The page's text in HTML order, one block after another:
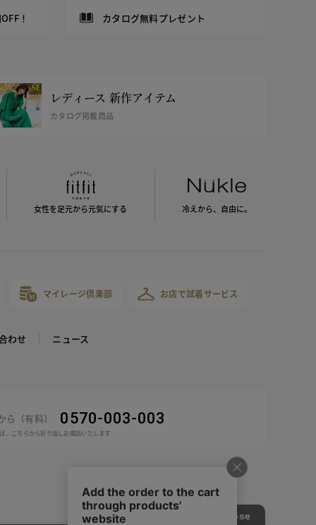
！ カタログ無料プレゼント
レディース 新作アイテム
カタログ掲載商品
女性を足元から元気にする 冷えから、 自由に。
マイレージ倶楽部 お店で試着サービス
わせ ニュース
（有料） 0570-003-003
、こちらから折り返しお電話いたします
COPYRIGHT © DoCLASSE ALL RIGHTS RESERVED.